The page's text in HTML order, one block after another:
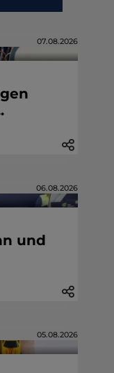
07.08.2026
06.08.2026
und
05.08.2026